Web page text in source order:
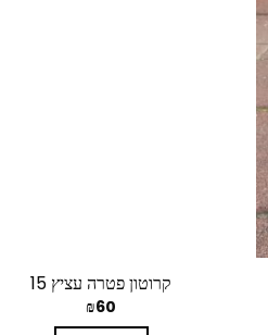
קרוטון פטרה עציץ 15
₪60